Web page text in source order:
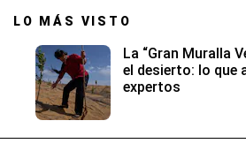
LO MÁS VISTO
La “Gran Muralla
el desierto: lo que
expertos